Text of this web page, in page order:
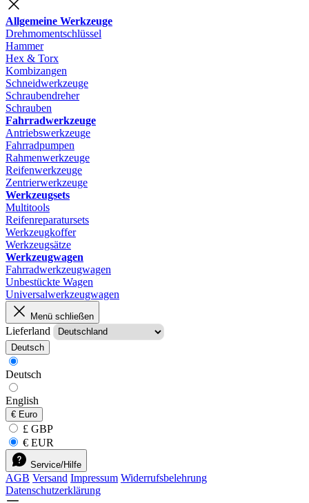
Allgemeine Werkzeuge
Drehmomentschlüssel
Hammer
Hex & Torx
Kombizangen
Schneidwerkzeuge
Schraubendreher
Schrauben
Fahrradwerkzeuge
Antriebswerkzeuge
Fahrradpumpen
Rahmenwerkzeuge
Reifenwerkzeuge
Zentrierwerkzeuge
Werkzeugsets
Multitools
Reifenreparatursets
Werkzeugkoffer
Werkzeugsätze
Werkzeugwagen
Fahrradwerkzeugwagen
Unbestückte Wagen
Universalwerkzeugwagen
Menü schließen
Lieferland
Deutsch
Deutsch
English
€ Euro
£ GBP
€ EUR
Service/Hilfe
AGB Versand Impressum Widerrufsbelehrung
Datenschutzerklärung